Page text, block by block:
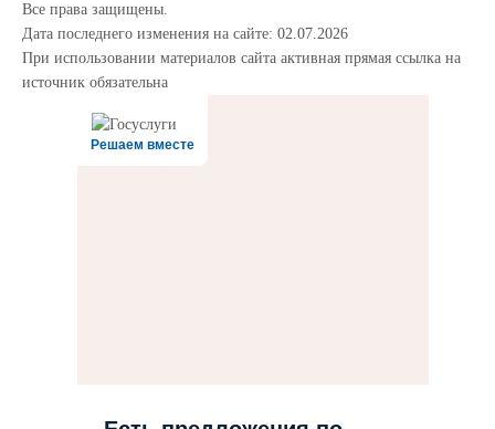
Все права защищены.
Дата последнего изменения на сайте: 02.07.2026
При использовании материалов сайта активная прямая ссылка на
источник обязательна
Решаем вместе